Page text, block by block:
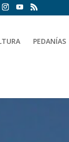
PEDANÍAS